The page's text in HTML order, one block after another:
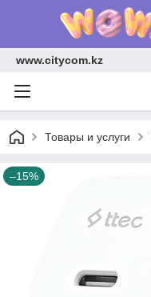
www.citycom.kz
Товары и услуги
–15%